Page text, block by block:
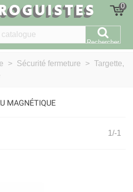
0
Rechercher
> Sécurité fermeture > Targette,
MAGNÉTIQUE
1/-1